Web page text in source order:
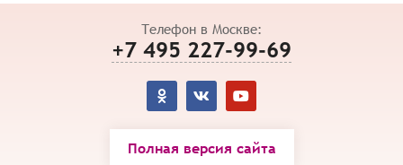
Телефон в Москве:
+7 495 227-99-69
Полная версия сайта